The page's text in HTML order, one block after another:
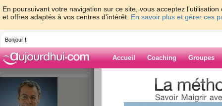
En poursuivant votre navigation sur ce site, vous acceptez
et offres adaptés à vos centres d'intérêt. En savoir plus et gérer ces
Bonjour !
Accueil Coaching Groupes
> jeanmichelcohen